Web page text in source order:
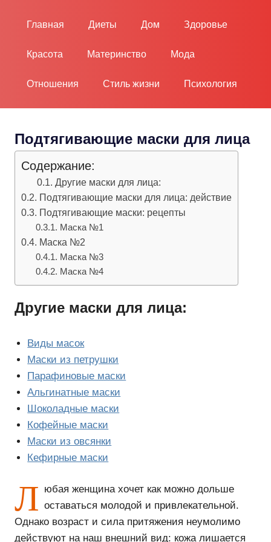
Главная Диеты Дом Здоровье
Красота Материнство Мода
Отношения Стиль жизни Психология
Подтягивающие маски для лица
Содержание:
Другие маски для лица:
Подтягивающие маски для лица: действие
Подтягивающие маски: рецепты
Маска №1
Маска №2
Маска №3
Маска №4
Другие маски для лица:
Виды масок
Маски из петрушки
Парафиновые маски
Альгинатные маски
Шоколадные маски
Кофейные маски
Маски из овсянки
Кефирные маски
Л юбая женщина хочет как можно дольше
оставаться молодой и привлекательной.
Однако возраст и сила притяжения неумолимо
действуют на наш внешний вид: кожа лишается